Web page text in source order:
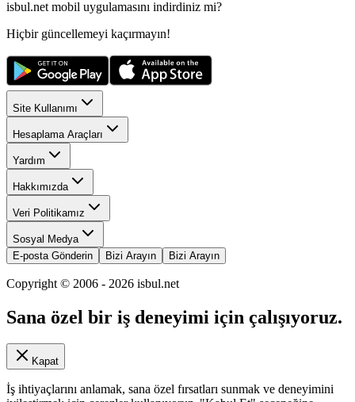
isbul.net mobil uygulamasını indirdiniz mi?
Hiçbir güncellemeyi kaçırmayın!
Site Kullanımı
Hesaplama Araçları
Yardım
Hakkımızda
Veri Politikamız
Sosyal Medya
E-posta Gönderin
Bizi Arayın Bizi Arayın
Copyright © 2006 - 2026 isbul.net
Sana özel bir iş deneyimi için çalışıyoruz.
Kapat
İş ihtiyaçlarını anlamak, sana özel fırsatları sunmak ve deneyimini